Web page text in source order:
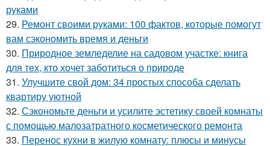
руками
29. Ремонт своими руками: 100 фактов, которые помогут
вам сэкономить время и деньги
30. Природное земледелие на садовом участке: книга
для тех, кто хочет заботиться о природе
31. Улучшите свой дом: 34 простых способа сделать
квартиру уютной
32. Сэкономьте деньги и усилите эстетику своей комнаты
с помощью малозатратного косметического ремонта
33. Перенос кухни в жилую комнату: плюсы и минусы